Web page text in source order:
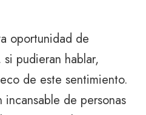
oportunidad de
pudieran hablar,
de este sentimiento.
de personas